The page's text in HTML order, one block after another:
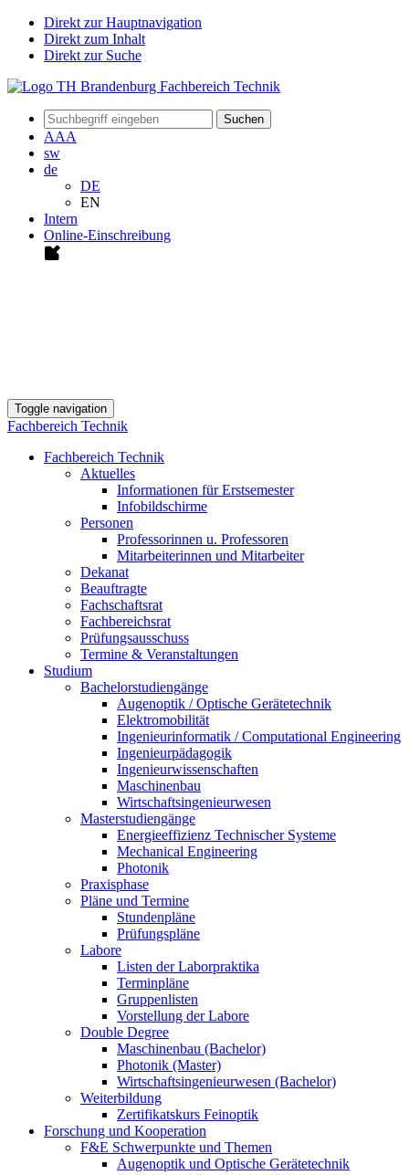
Direkt zur Hauptnavigation
Direkt zum Inhalt
Direkt zur Suche
Suchen
AAA
sw
de
DE
EN
Intern
Online-Einschreibung
Toggle navigation
Fachbereich Technik
Fachbereich Technik
Aktuelles
Informationen für Erstsemester
Infobildschirme
Personen
Professorinnen u. Professoren
Mitarbeiterinnen und Mitarbeiter
Dekanat
Beauftragte
Fachschaftsrat
Fachbereichsrat
Prüfungsausschuss
Termine & Veranstaltungen
Studium
Bachelorstudiengänge
Augenoptik / Optische Gerätetechnik
Elektromobilität
Ingenieurinformatik / Computational Engineering
Ingenieurpädagogik
Ingenieurwissenschaften
Maschinenbau
Wirtschaftsingenieurwesen
Masterstudiengänge
Energieeffizienz Technischer Systeme
Mechanical Engineering
Photonik
Praxisphase
Pläne und Termine
Stundenpläne
Prüfungspläne
Labore
Listen der Laborpraktika
Terminpläne
Gruppenlisten
Vorstellung der Labore
Double Degree
Maschinenbau (Bachelor)
Photonik (Master)
Wirtschaftsingenieurwesen (Bachelor)
Weiterbildung
Zertifikatskurs Feinoptik
Forschung und Kooperation
F&E Schwerpunkte und Themen
Augenoptik und Optische Gerätetechnik